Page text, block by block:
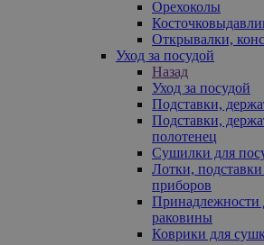
Орехоколы
Открывалки,
Уход за посудой
Назад
Уход за посудой
Подставки,
Подставки,
полотенец
Сушилки для
Лотки,
приборов
Принадлежности
раковины
Коврики для